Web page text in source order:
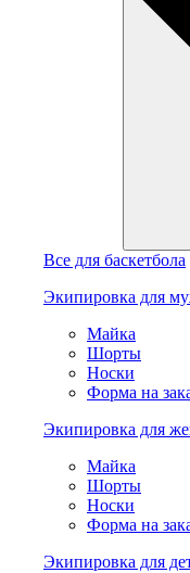
Все для баскетбола
Экипировка для
Майка
Шорты
Носки
Форма на
Экипировка для
Майка
Шорты
Носки
Форма на
Экипировка для